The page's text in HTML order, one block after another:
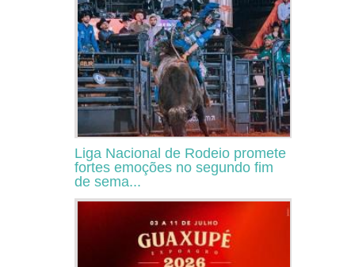
Liga Nacional de Rodeio promete
fortes emoções no segundo fim
de sema...